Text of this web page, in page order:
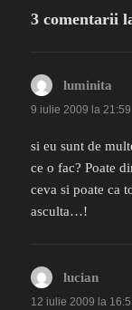
3 comentarii
luminita
9 iulie 2009 la 21:59
si eu sunt de
ce o fac? Poate
ceva si poate ca
asculta…!
lucian
12 iulie 2009 la